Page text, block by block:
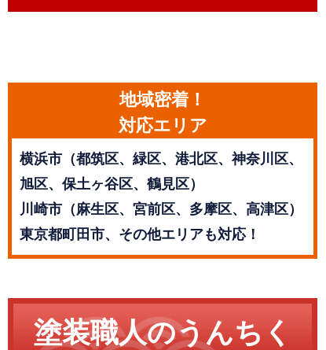
地域密着！
対応エリア
横浜市（都筑区、緑区、港北区、神奈川区、
旭区、保土ヶ谷区、鶴見区）
川崎市（麻生区、宮前区、多摩区、高津区）
東京都町田市、その他エリアも対応！
塗装職人のうんちく